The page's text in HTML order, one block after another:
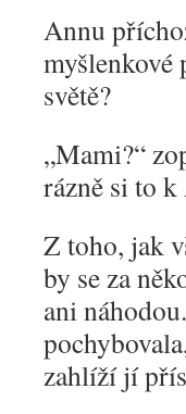
Annu
myšlenkové
světě?
„Mami?“
rázně si to
Z toho, jak
by se za
ani
zahlíží jí